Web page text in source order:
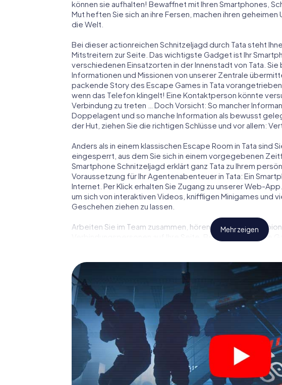
können sie aufhalten! Bewaffnet mit Ihren Smartphones,
Mut heften Sie sich an ihre Fersen, machen ihren
die Welt.
Bei dieser actionreichen Schnitzeljagd durch Tata steht
Mitstreitern zur Seite. Das wichtigste Gadget ist Ihr
verschiedenen Einsatzorten in der Innenstadt von Tata.
Informationen und Missionen von unserer Zentrale
packende Story des Escape Games in Tata
wenn das Telefon klingelt! Eine Kontaktperson könnte
Verbindung zu treten … Doch Vorsicht: So mancher
Doppelagent und so manche Information als bewusst
der Hut, ziehen Sie die richtigen Schlüsse und vor allem:
Anders als in einem klassischen Escape Room in Tata sind
eingesperrt, aus dem Sie sich in einem vorgegebenen
Smartphone Schnitzeljagd erklärt ganz Tata zu Ihrem
Voraussetzung für Ihr Agentenabenteuer in Tata: Ein
Internet. Per Klick erhalten Sie Zugang zu unserer Web-
um sich von interaktiven Videos, kniffligen Minigames und
Geschehen ziehen zu lassen.
Arbeiten Sie im Team zusammen, hören Sie feindliche
Verbindungspersonen auf Ihre Seite. Bei diesem Escape
Highscore von Tata und erhalten Zugang zu Ihrer ganz
myCityHunt Escape Game macht Tata zu Ihrem ganz
sich Ihre Tickets in die Welt der Spionage und
Outdoor Escape Room!
Mehr zeigen